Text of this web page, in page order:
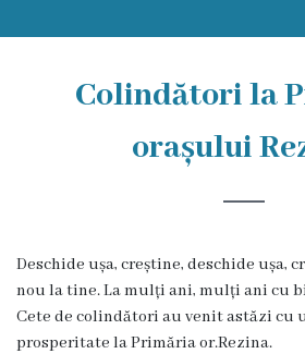
de
audiență
Colindători la
orașului
Deschide ușa, creștine, deschide ușa,
nou la tine. La mulți ani, mulți ani cu
Cete de colindători au venit astăzi cu
prosperitate la Primăria or.Rezina.